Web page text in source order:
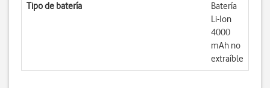
Tipo de batería
Batería
Li-Ion
4000
mAh no
extraíble